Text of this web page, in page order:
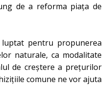
de a reforma piața de
pentru propunerea
naturale, ca modalitate
de creștere a prețurilor
comune ne vor ajuta